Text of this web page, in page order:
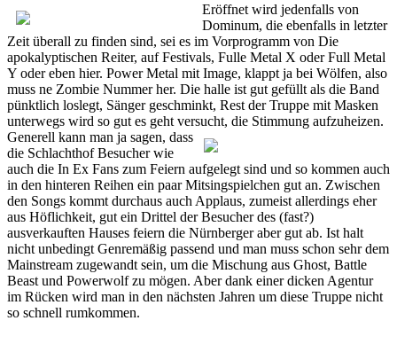
Eröffnet wird jedenfalls von
Dominum, die ebenfalls in letzter
Zeit überall zu finden sind, sei es im Vorprogramm von Die
apokalyptischen Reiter, auf Festivals, Fulle Metal X oder Full Metal
Y oder eben hier. Power Metal mit Image, klappt ja bei Wölfen, also
muss ne Zombie Nummer her. Die halle ist gut gefüllt als die Band
pünktlich loslegt, Sänger geschminkt, Rest der Truppe mit Masken
unterwegs wird so gut es geht versucht, die Stimmung aufzuheizen.
Generell kann man ja sagen, dass
die Schlachthof Besucher wie
auch die In Ex Fans zum Feiern aufgelegt sind und so kommen auch
in den hinteren Reihen ein paar Mitsingspielchen gut an. Zwischen
den Songs kommt durchaus auch Applaus, zumeist allerdings eher
aus Höflichkeit, gut ein Drittel der Besucher des (fast?)
ausverkauften Hauses feiern die Nürnberger aber gut ab. Ist halt
nicht unbedingt Genremäßig passend und man muss schon sehr dem
Mainstream zugewandt sein, um die Mischung aus Ghost, Battle
Beast und Powerwolf zu mögen. Aber dank einer dicken Agentur
im Rücken wird man in den nächsten Jahren um diese Truppe nicht
so schnell rumkommen.